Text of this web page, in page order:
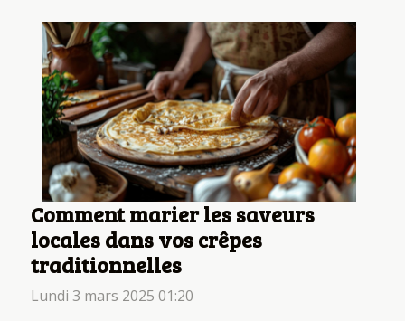
Comment marier les saveurs
locales dans vos crêpes
traditionnelles
Lundi 3 mars 2025 01:20